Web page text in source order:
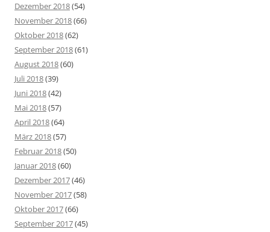
Dezember 2018(54)
November 2018(66)
Oktober 2018(62)
September 2018(61)
August 2018(60)
Juli 2018(39)
Juni 2018(42)
Mai 2018(57)
April 2018(64)
März 2018(57)
Februar 2018(50)
Januar 2018(60)
Dezember 2017(46)
November 2017(58)
Oktober 2017(66)
September 2017(45)